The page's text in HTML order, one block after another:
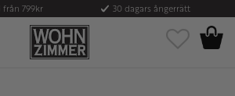
799kr 30 dagars ångerrätt
Favoriter